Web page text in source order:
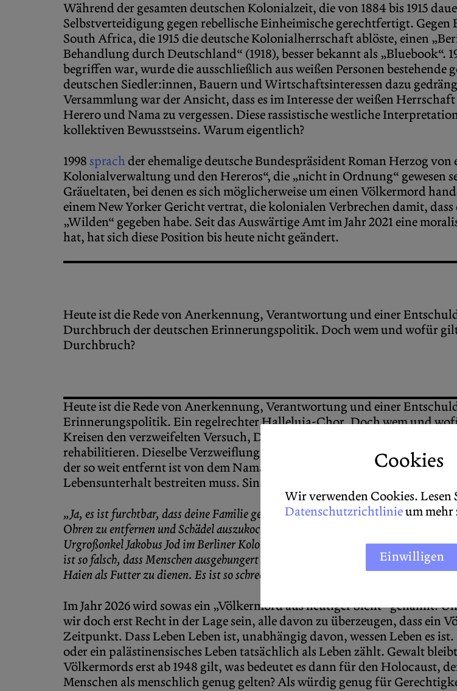
Während der gesamten deutschen Kolonialzeit, die von 1884 bis 1915
Selbstverteidigung gegen rebellische Einheimische gerechtfertigt.
South Africa, die 1915 die deutsche Kolonialherrschaft ablöste, einen
Behandlung durch Deutschland“ (1918), besser bekannt als „Bluebook“.
begriffen war, wurde die ausschließlich aus weißen Personen bestehende
deutschen Siedler:innen, Bauern und Wirtschaftsinteressen dazu
Versammlung war der Ansicht, dass es im Interesse der weißen
Herero und Nama zu vergessen. Diese rassistische westliche
kollektiven Bewusstseins. Warum eigentlich?
1998 sprach der ehemalige deutsche Bundespräsident Roman Herzog
Kolonialverwaltung und den Hereros“, die „nicht in Ordnung“ gewesen
Gräueltaten, bei denen es sich möglicherweise um einen Völkermord
einem New Yorker Gericht vertrat, die kolonialen Verbrechen damit,
„Wilden“ gegeben habe. Seit das Auswärtige Amt im Jahr 2021 eine
hat, hat sich diese Position bis heute nicht geändert.
Heute ist die Rede von Anerkennung, Verantwortung und einer
Durchbruch der deutschen Erinnerungspolitik. Doch wem und wofür
Durchbruch?
Heute ist die Rede von Anerkennung, Verantwortung und einer
Erinnerungspolitik. Ein regelrechter Halleluja-Chor. Doch wem und
Kreisen den verzweifelten Versuch, Deutschland durch diesen
rehabilitieren. Dieselbe Verzweiflung zeigt sich auch im übermäßigen
der so weit entfernt ist von dem Nama-Kind, das heute in dem Reservat,
Lebensunterhalt bestreiten muss. Sinngemäß lautet die Botschaft:
„Ja, es ist furchtbar, dass deine Familie getötet, vergewaltigt, enteignet wurde,
Ohren zu entfernen und Schädel auszukochen, um sie für rassistische
Urgroßonkel Jakobus Jod im Berliner Kolonialzoo ausgestellt wurde, um die
ist so falsch, dass Menschen ausgehungert wurden, sich zu Tode arbeiten
Haien als Futter zu dienen. Es ist so schrecklich und es tut uns so leid, aber das
Im Jahr 2026 wird sowas ein „Völkermord aus heutiger Sicht“ genannt.
wir doch erst Recht in der Lage sein, alle davon zu überzeugen, dass
Zeitpunkt. Dass Leben Leben ist, unabhängig davon, wessen Leben es
oder ein palästinensisches Leben tatsächlich als Leben zählt. Gewalt
Völkermords erst ab 1948 gilt, was bedeutet es dann für den Holocaust,
Menschen als menschlich genug gelten? Als würdig genug für
Cookies
Wir verwenden Cookies. Lesen
Datenschutzrichtlinieum mehr
Einwilligen